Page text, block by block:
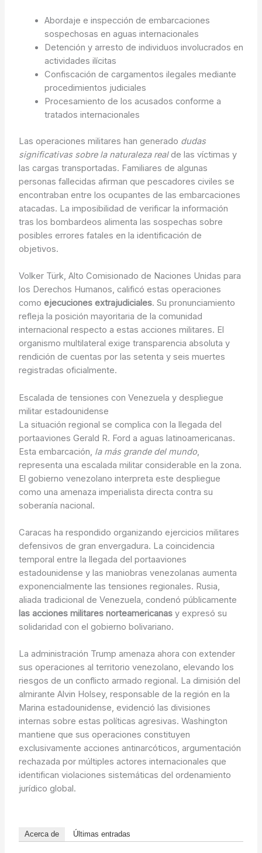
Abordaje e inspección de embarcaciones
sospechosas en aguas internacionales
Detención y arresto de individuos involucrados en
actividades ilícitas
Confiscación de cargamentos ilegales mediante
procedimientos judiciales
Procesamiento de los acusados conforme a
tratados internacionales
Las operaciones militares han generado dudas
significativas sobre la naturaleza realde las víctimas y
las cargas transportadas. Familiares de algunas
personas fallecidas afirman que pescadores civiles se
encontraban entre los ocupantes de las embarcaciones
atacadas. La imposibilidad de verificar la información
tras los bombardeos alimenta las sospechas sobre
posibles errores fatales en la identificación de
objetivos.
Volker Türk, Alto Comisionado de Naciones Unidas para
los Derechos Humanos, calificó estas operaciones
como ejecuciones extrajudiciales. Su pronunciamiento
refleja la posición mayoritaria de la comunidad
internacional respecto a estas acciones militares. El
organismo multilateral exige transparencia absoluta y
rendición de cuentas por las setenta y seis muertes
registradas oficialmente.
Escalada de tensiones con Venezuela y despliegue
militar estadounidense
La situación regional se complica con la llegada del
portaaviones Gerald R. Ford a aguas latinoamericanas.
Esta embarcación, la más grande del mundo,
representa una escalada militar considerable en la zona.
El gobierno venezolano interpreta este despliegue
como una amenaza imperialista directa contra su
soberanía nacional.
Caracas ha respondido organizando ejercicios militares
defensivos de gran envergadura. La coincidencia
temporal entre la llegada del portaaviones
estadounidense y las maniobras venezolanas aumenta
exponencialmente las tensiones regionales. Rusia,
aliada tradicional de Venezuela, condenó públicamente
las acciones militares norteamericanasy expresó su
solidaridad con el gobierno bolivariano.
La administración Trump amenaza ahora con extender
sus operaciones al territorio venezolano, elevando los
riesgos de un conflicto armado regional. La dimisión del
almirante Alvin Holsey, responsable de la región en la
Marina estadounidense, evidenció las divisiones
internas sobre estas políticas agresivas. Washington
mantiene que sus operaciones constituyen
exclusivamente acciones antinarcóticos, argumentación
rechazada por múltiples actores internacionales que
identifican violaciones sistemáticas del ordenamiento
jurídico global.
Acerca de Últimas entradas